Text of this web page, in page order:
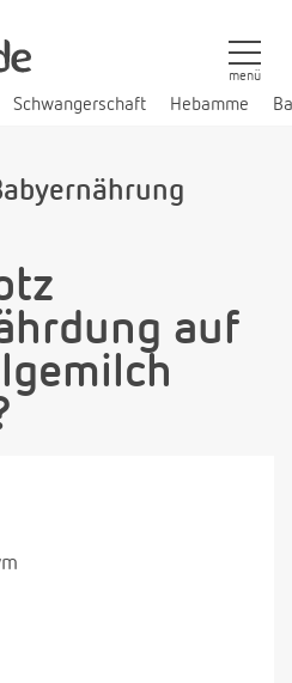
Schwangerschaft Hebamme
menü
auf